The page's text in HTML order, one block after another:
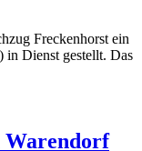
Freckenhorst ein
in Dienst gestellt. Das
Warendorf